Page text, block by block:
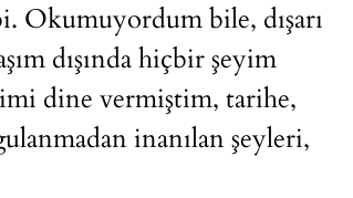
Okumuyordum bile, dışarı
dışında hiçbir şeyim
dine vermiştim, tarihe,
inanılan şeyleri,